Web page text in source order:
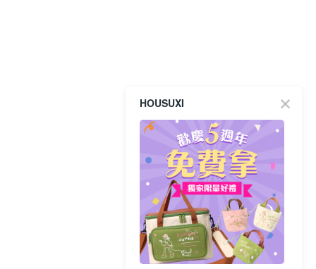
HOUSUXI